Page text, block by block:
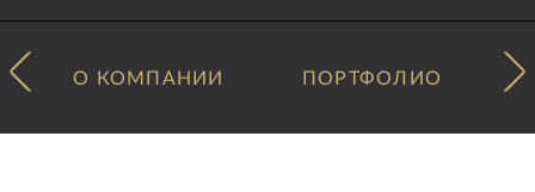
О КОМПАНИИ ПОРТФОЛИО